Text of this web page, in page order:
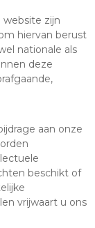
website zijn
hiervan berust
nationale als
deze
aan onze
beschikt of
vrijwaart u ons